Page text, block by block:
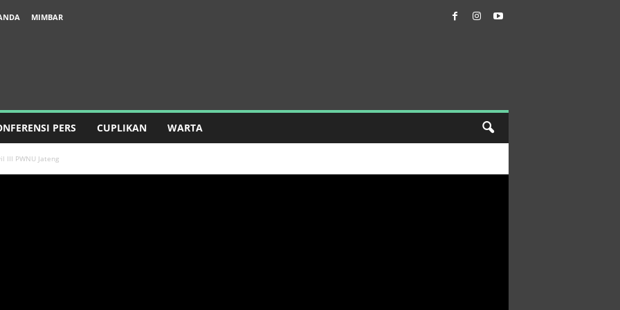
MIMBAR
PERS CUPLIKAN WARTA
III PWNU Jateng